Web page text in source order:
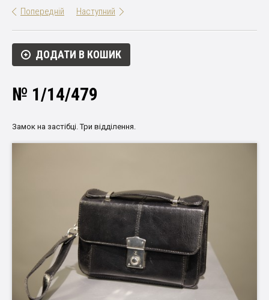
Попередній Наступний
ДОДАТИ В КОШИК
№ 1/14/479
Замок на застібці. Три відділення.